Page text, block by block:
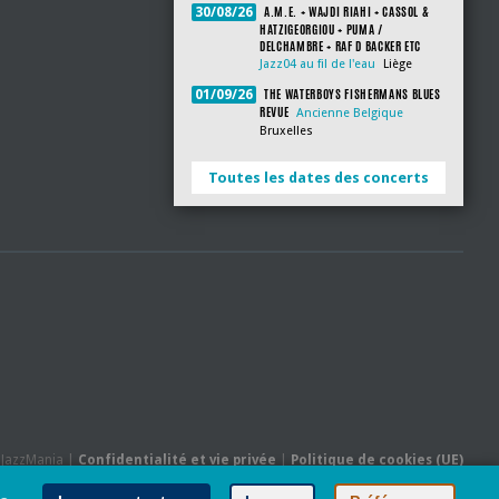
30/08/26
A.M.E. + WAJDI RIAHI + CASSOL &
HATZIGEORGIOU + PUMA /
DELCHAMBRE + RAF D BACKER ETC
Jazz04 au fil de l'eau Liège
01/09/26
THE WATERBOYS FISHERMANS BLUES
REVUE Ancienne Belgique
Bruxelles
Toutes les dates des concerts
| Confidentialité et vie privée
Politique de cookies (UE)
Hébergé parBehostings.com